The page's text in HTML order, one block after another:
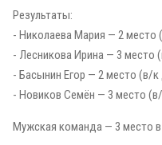
Результаты:
- Николаева Мария — 2 место
- Лесникова Ирина — 3 место
- Басынин Егор — 2 место (в/к
- Новиков Семён — 3 место
Мужская команда — 3 место